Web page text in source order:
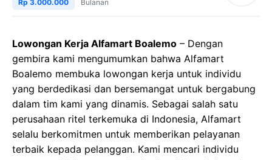
Rp 3.000.000 Bulanan
Lowongan Kerja Alfamart Boalemo – Dengan
gembira kami mengumumkan bahwa Alfamart
Boalemo membuka lowongan kerja untuk individu
yang berdedikasi dan bersemangat untuk bergabung
dalam tim kami yang dinamis. Sebagai salah satu
perusahaan ritel terkemuka di Indonesia, Alfamart
selalu berkomitmen untuk memberikan pelayanan
terbaik kepada pelanggan. Kami mencari individu